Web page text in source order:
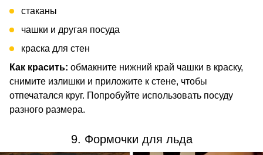
стаканы
чашки и другая посуда
краска для стен
Как красить: обмакните нижний край чашки в краску,
снимите излишки и приложите к стене, чтобы
отпечатался круг. Попробуйте использовать посуду
разного размера.
9. Формочки для льда